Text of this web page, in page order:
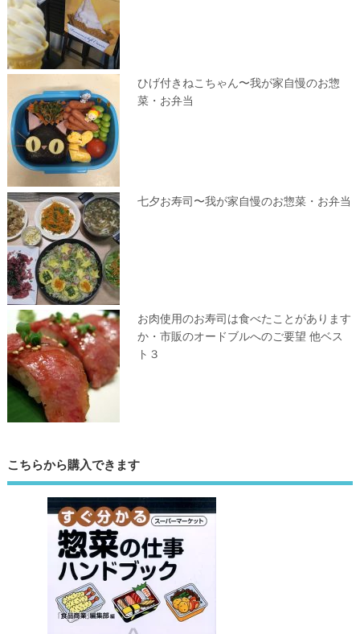
ひげ付きねこちゃん〜我が家自慢のお惣
菜・お弁当
七夕お寿司〜我が家自慢のお惣菜・お弁当
お肉使用のお寿司は食べたことがあります
か・市販のオードブルへのご要望 他ベス
ト３
こちらから購入できます